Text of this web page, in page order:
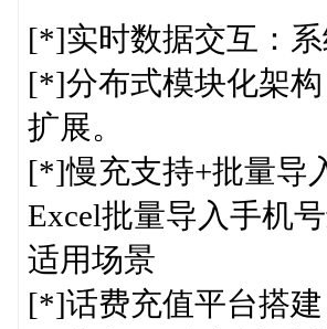
[*]实时数据交互：
[*]分布式模块化架
扩展。
[*]慢充支持+批量导
Excel批量导入手机
适用场景
[*]话费充值平台搭建